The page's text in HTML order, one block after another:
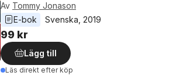
Av Tommy Jonason
E-bok
Svenska 2019
99 kr
Lägg till
Läs direkt efter köp